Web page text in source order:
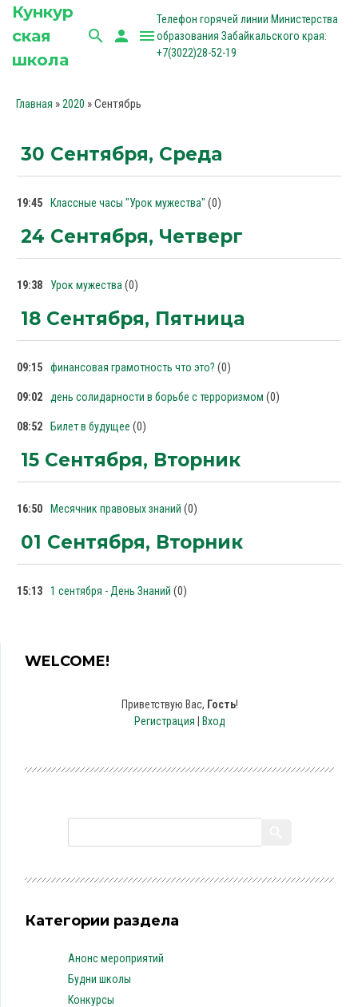
Кункур
ская
школа
search person menu
Телефон горячей линии Министерства
образования Забайкальского края:
+7(3022)28-52-19
Главная »2020 »Сентябрь
30 Сентября, Среда
19:45 Классные часы "Урок мужества" (0)
24 Сентября, Четверг
19:38 Урок мужества (0)
18 Сентября, Пятница
09:15 финансовая грамотность что это? (0)
09:02 день солидарности в борьбе с терроризмом (0)
08:52 Билет в будущее (0)
15 Сентября, Вторник
16:50 Месячник правовых знаний (0)
01 Сентября, Вторник
15:13 1 сентября - День Знаний (0)
WELCOME!
Приветствую Вас, Гость!
Регистрация
Вход
Категории раздела
Анонс мероприятий
Будни школы
Конкурсы